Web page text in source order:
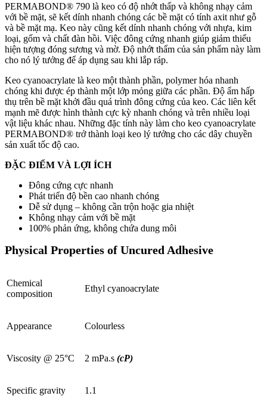
PERMABOND® 790 là keo có độ nhớt thấp và không nhạy cảm
với bề mặt, sẽ kết dính nhanh chóng các bề mặt có tính axit như gỗ
và bề mặt mạ. Keo này cũng kết dính nhanh chóng với nhựa, kim
loại, gốm và chất đàn hồi. Việc đông cứng nhanh giúp giảm thiểu
hiện tượng đóng sương và mờ. Độ nhớt thấm của sản phẩm này làm
cho nó lý tưởng để áp dụng sau khi lắp ráp.
Keo cyanoacrylate là keo một thành phần, polymer hóa nhanh
chóng khi được ép thành một lớp mỏng giữa các phần. Độ ẩm hấp
thụ trên bề mặt khởi đầu quá trình đông cứng của keo. Các liên kết
mạnh mẽ được hình thành cực kỳ nhanh chóng và trên nhiều loại
vật liệu khác nhau. Những đặc tính này làm cho keo cyanoacrylate
PERMABOND® trở thành loại keo lý tưởng cho các dây chuyền
sản xuất tốc độ cao.
ĐẶC ĐIỂM VÀ LỢI ÍCH
Đông cứng cực nhanh
Phát triển độ bền cao nhanh chóng
Dễ sử dụng – không cần trộn hoặc gia nhiệt
Không nhạy cảm với bề mặt
100% phản ứng, không chứa dung môi
Physical Properties of Uncured Adhesive
Chemical
composition
Ethyl cyanoacrylate
Appearance Colourless
Viscosity @ 25°C 2 mPa.s (cP)
Specific gravity 1.1